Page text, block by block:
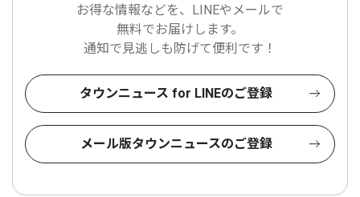
お得な情報などを、LINEやメールで
無料でお届けします。
通知で見逃しも防げて便利です！
タウンニュース for LINEのご登録
メール版タウンニュースのご登録